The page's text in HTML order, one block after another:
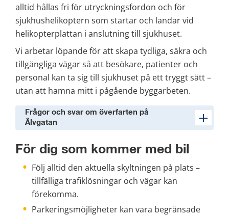
alltid hållas fri för utryckningsfordon och för
sjukhushelikoptern som startar och landar vid
helikopterplattan i anslutning till sjukhuset.
Vi arbetar löpande för att skapa tydliga, säkra och
tillgängliga vägar så att besökare, patienter och
personal kan ta sig till sjukhuset på ett tryggt sätt –
utan att hamna mitt i pågående byggarbeten.
Frågor och svar om överfarten på
Älvgatan
För dig som kommer med bil
Följ alltid den aktuella skyltningen på plats –
tillfälliga trafiklösningar och vägar kan
förekomma.
Parkeringsmöjligheter kan vara begränsade